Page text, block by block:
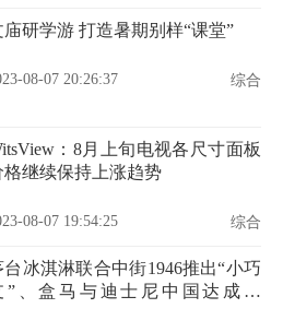
庙研学游 打造暑期别样“课堂”
08-07 20:26:37 综合
：8月上旬电视各尺寸面板
格继续保持上涨趋势
08-07 19:54:25 综合
台冰淇淋联合中街1946推出“小巧
”、盒马与迪士尼中国达成合